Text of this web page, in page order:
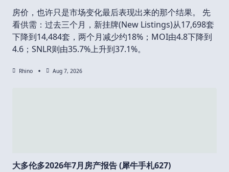
房价，也许只是市场变化最后表现出来的那个结果。 先
看供需：过去三个月，新挂牌(New Listings)从17,698套
下降到14,484套，两个月减少约18%；MOI由4.8下降到
4.6；SNLR则由35.7%上升到37.1%。
Rhino Aug 7, 2026
大多伦多2026年7月房产报告 (犀牛手札627)